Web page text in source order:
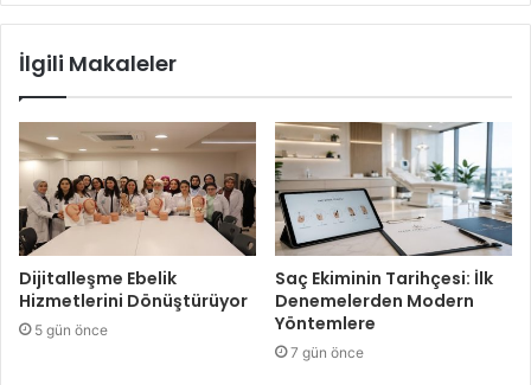
İlgili Makaleler
Dijitalleşme Ebelik
Hizmetlerini Dönüştürüyor
5 gün önce
Saç Ekiminin Tarihçesi: İlk
Denemelerden Modern
Yöntemlere
7 gün önce